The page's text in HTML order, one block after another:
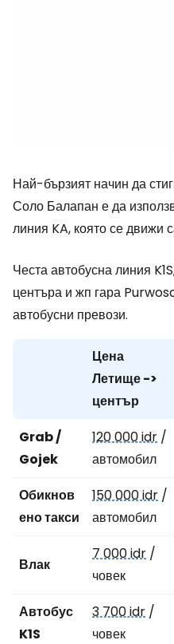
Най-бързият начин да
Соло Балапан е да
линия KA, която се движи
Честа автобусна линия
центъра и жп гара
автобусни превози.
Цена
Летище ->
център
Grab /
Gojek
120 000 idr /
автомобил
Обикнов
ено такси
150 000 idr /
автомобил
Влак
7 000 idr /
човек
Автобус
K1S
3 700 idr /
човек